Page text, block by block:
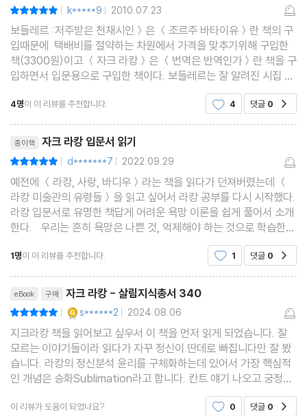
더 읽으면 좋을 책들
| k*****9 | 2010.07.23
보들레르 :저주받은 천재시인＞은 ＜조르주 바타이유＞란 책의 구
입때문에 택배비를 절약하는 차원에서 가격을 맞추기위해 구입한
책(3300원)이고 ＜자크 라캉＞은 ＜번역은 반역인가＞란 책을 구
입하면서 입문용으로 구입한 책이다. 보들레르는 잘 알려진 시집 ＜
악의 꽃＞의 저자이고 자크 라캉은 프로이드의 뒤를 잇는 정신분석
학자 겸 철학자이다. 이 책들은 책값만큼이나 쪽
4명이 이 리뷰를 추천합니다. 4 댓글 0
종이책 자크 라캉 입문서 읽기
| d*******7 | 2022.09.29
예전에 ＜라캉, 사랑, 바디우＞라는 책을 읽다가 던져버렸는데 ＜
라캉 미술관의 유령들＞을 읽고 싶어서 라캉 공부를 다시 시작했다.
라캉 입문서로 유명한 책답게 어려운 욕망 이론을 쉽게 풀어서 소개
한다. 우리는 흔히 욕망은 나쁜 것, 억제해야 하는 것으로 학습한
다. 특히 성적인 욕망을 표현하는데 있어서 자유롭지 못하다. 라캉은
이를 재미있는 표현으로 "욕망은 나중에 다시
1명이 이 리뷰를 추천합니다. 1 댓글 0
eBook 구매 자크 라캉 - 살림지식총서 340
| s******2 | 2024.08.06
지크라캉 책을 읽어보고 싶우서 이 책을 먼저 읽게 되었습니다. 잘
모르는 이야기들이라 읽다가 자꾸 정신이 딴데로 빠집니다만 잘 봤
습니다. 라캉의 정신분석 윤리를 구체화하는데 있어서 가장 핵심적
인 개념은 승화Sublimation라고 합니다. 칸트 얘기 나오고 궁정풍
연애 나오고 사드 나오고 안티고네가 나오는군요. 라캉책 읽고 나중
에 다시 한번 읽어봐야겠습니다.
이 리뷰가 도움이 되었나요? 0 댓글 0